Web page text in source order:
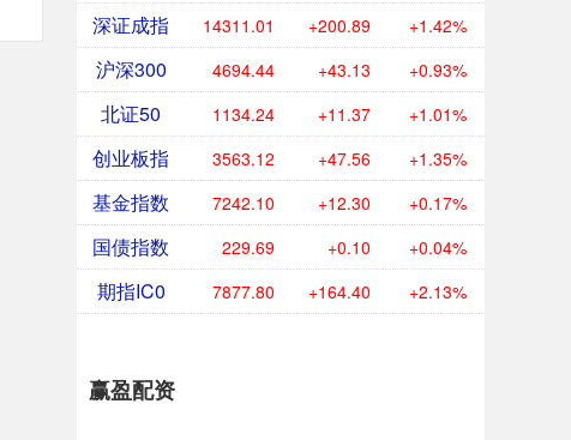
深证成指 14311.01 +200.89 +1.42%
沪深300 4694.44 +43.13 +0.93%
北证50 1134.24 +11.37 +1.01%
创业板指 3563.12 +47.56 +1.35%
基金指数 7242.10 +12.30 +0.17%
国债指数 229.69 +0.10 +0.04%
期指IC0 7877.80 +164.40 +2.13%
赢盈配资